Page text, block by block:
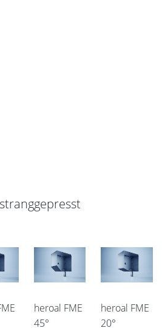
heroal FME
45°
heroal FME
20°